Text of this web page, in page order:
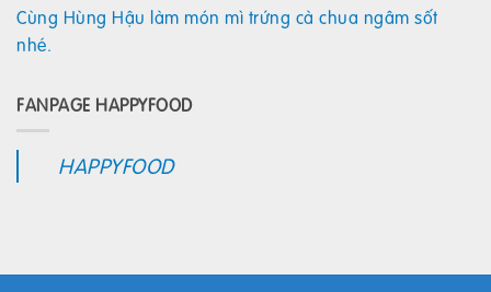
Cùng Hùng Hậu làm món mì trứng cà chua ngâm sốt
nhé.
FANPAGE HAPPYFOOD
HAPPYFOOD